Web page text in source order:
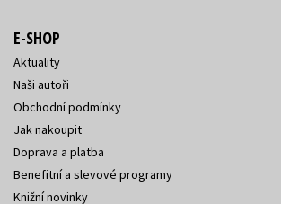
E-SHOP
Aktuality
Naši autoři
Obchodní podmínky
Jak nakoupit
Doprava a platba
Benefitní a slevové programy
Knižní novinky